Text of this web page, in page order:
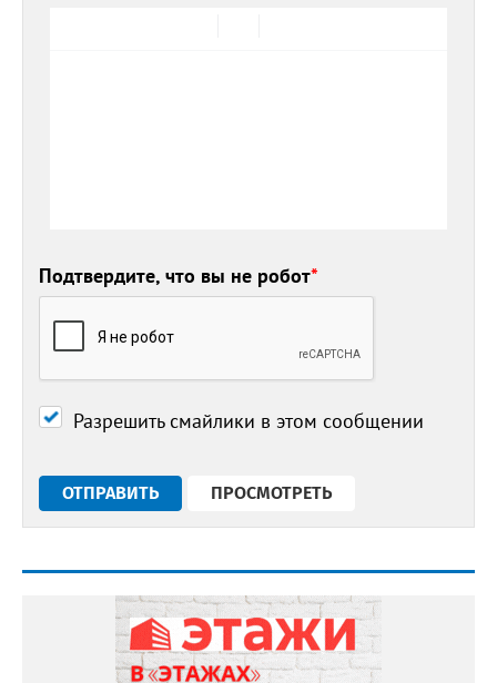
Подтвердите, что вы не робот*
Разрешить смайлики в этом сообщении